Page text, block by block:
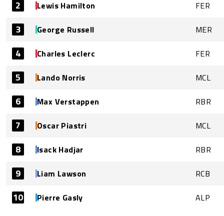
2 Lewis Hamilton FER
3 George Russell MER
4 Charles Leclerc FER
5 Lando Norris MCL
6 Max Verstappen RBR
7 Oscar Piastri MCL
8 Isack Hadjar RBR
9 Liam Lawson RCB
10 Pierre Gasly ALP